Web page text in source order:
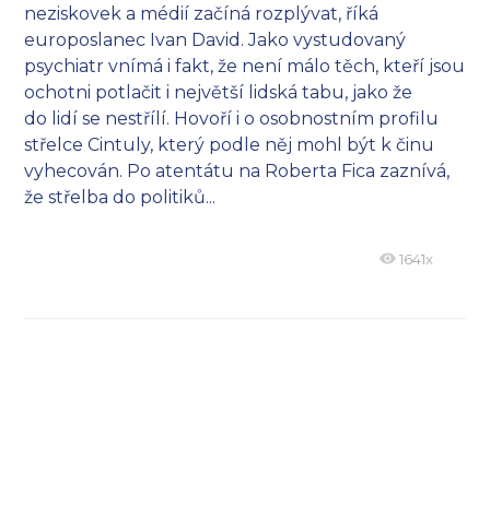
neziskovek a médií začíná rozplývat, říká
europoslanec Ivan David. Jako vystudovaný
psychiatr vnímá i fakt, že není málo těch, kteří jsou
ochotni potlačit i největší lidská tabu, jako že
do lidí se nestřílí. Hovoří i o osobnostním profilu
střelce Cintuly, který podle něj mohl být k činu
vyhecován. Po atentátu na Roberta Fica zaznívá,
že střelba do politiků...
1641x